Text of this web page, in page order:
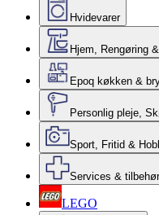
Hvidevarer
Hjem, Rengøring
Epoq køkken &
Personlig pleje,
Sport, Fritid &
Services & tilbehør
LEGO